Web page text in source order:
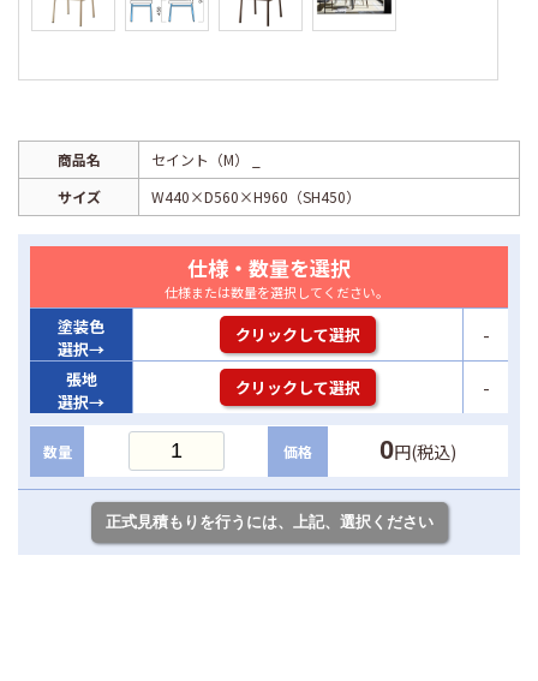
商品名
セイント（M） _
サイズ
W440×D560×H960（SH450）
仕様・数量を選択
仕様または数量を選択してください。
塗装色
選択→
クリックして選択 -
張地
選択→
クリックして選択 -
数量 価格 0円(税込)